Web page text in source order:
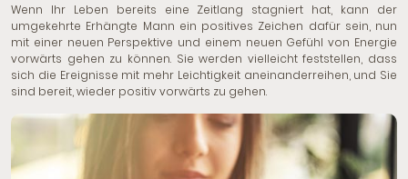
Wenn Ihr Leben bereits eine Zeitlang stagniert hat, kann der
umgekehrte Erhängte Mann ein positives Zeichen dafür sein, nun
mit einer neuen Perspektive und einem neuen Gefühl von Energie
vorwärts gehen zu können. Sie werden vielleicht feststellen, dass
sich die Ereignisse mit mehr Leichtigkeit aneinanderreihen, und Sie
sind bereit, wieder positiv vorwärts zu gehen.